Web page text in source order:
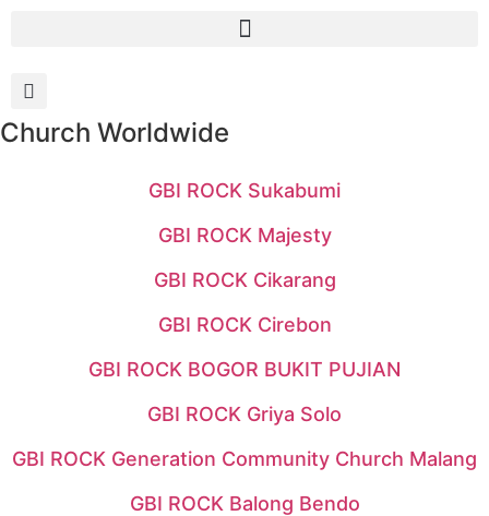
Church Worldwide
GBI ROCK Sukabumi
GBI ROCK Majesty
GBI ROCK Cikarang
GBI ROCK Cirebon
GBI ROCK BOGOR BUKIT PUJIAN
GBI ROCK Griya Solo
GBI ROCK Generation Community Church Malang
GBI ROCK Balong Bendo